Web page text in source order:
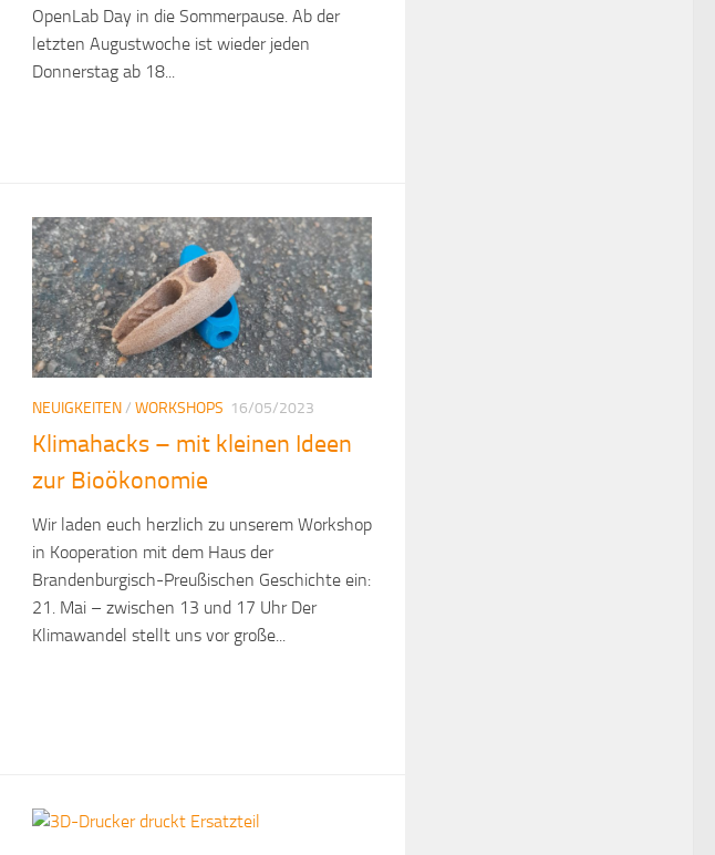
OpenLab Day in die Sommerpause. Ab der
letzten Augustwoche ist wieder jeden
Donnerstag ab 18...
NEUIGKEITEN/ WORKSHOPS 16/05/2023
Klimahacks – mit kleinen Ideen
zur Bioökonomie
Wir laden euch herzlich zu unserem Workshop
in Kooperation mit dem Haus der
Brandenburgisch-Preußischen Geschichte ein:
21. Mai – zwischen 13 und 17 Uhr Der
Klimawandel stellt uns vor große...